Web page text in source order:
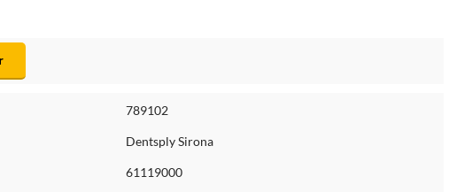
789102
Dentsply Sirona
61119000